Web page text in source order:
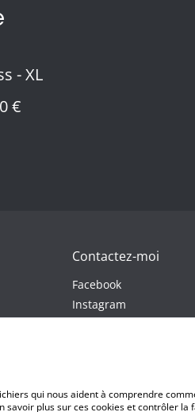
- XL
€
Contactez-moi
Facebook
Instagram
qui nous aident à comprendre
plus sur ces cookies et contrôler la